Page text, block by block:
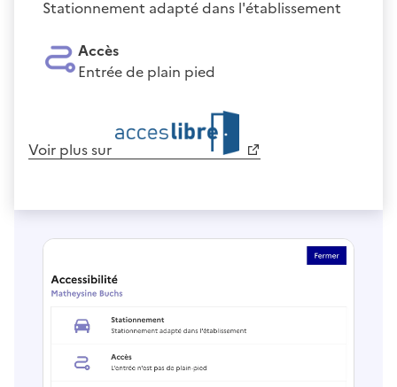
Stationnement adapté dans l'établissement
Accès
Entrée de plain pied
Voir plus sur